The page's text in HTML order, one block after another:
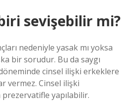
sevişebilir mi?
nedeniyle yasak mı yoksa
bir sorudur. Bu da saygı
cinsel ilişki erkeklere
vermez. Cinsel ilişki
yapılabilir.